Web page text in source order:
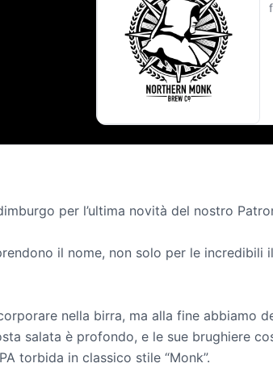
per l’ultima novità del nostro
il nome, non solo per le incredibili
nella birra, ma alla fine abbiamo
salata è profondo, e le sue brughiere
torbida in classico stile “Monk”.